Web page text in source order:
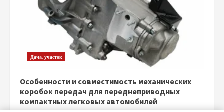
Дача, участок
Особенности и совместимость механических
коробок передач для переднеприводных
компактных легковых автомобилей